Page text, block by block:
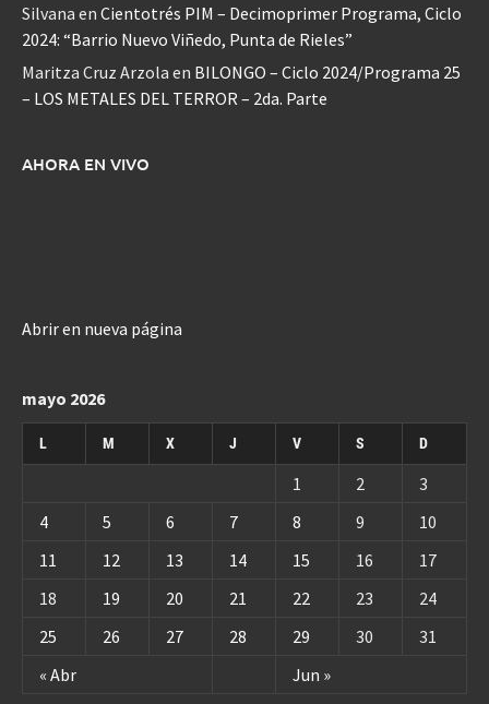
Silvana en Cientotrés PIM – Decimoprimer Programa, Ciclo
2024: “Barrio Nuevo Viñedo, Punta de Rieles”
Maritza Cruz Arzola en BILONGO – Ciclo 2024/Programa 25
– LOS METALES DEL TERROR – 2da. Parte
AHORA EN VIVO
Abrir en nueva página
mayo 2026
L M X J V S D
« Abr Jun »
1 2
3
4
5 6 7 8 9
10
11
12 13 14 15 16
17
18
19 20 21 22 23
24
25
26 27 28 29 30 31